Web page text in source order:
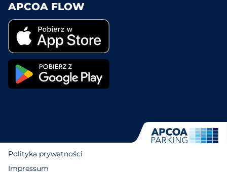
APCOA FLOW
Polityka prywatności
Impressum